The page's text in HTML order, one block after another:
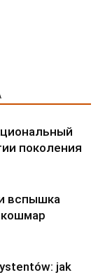
поколения
вспышка
jak